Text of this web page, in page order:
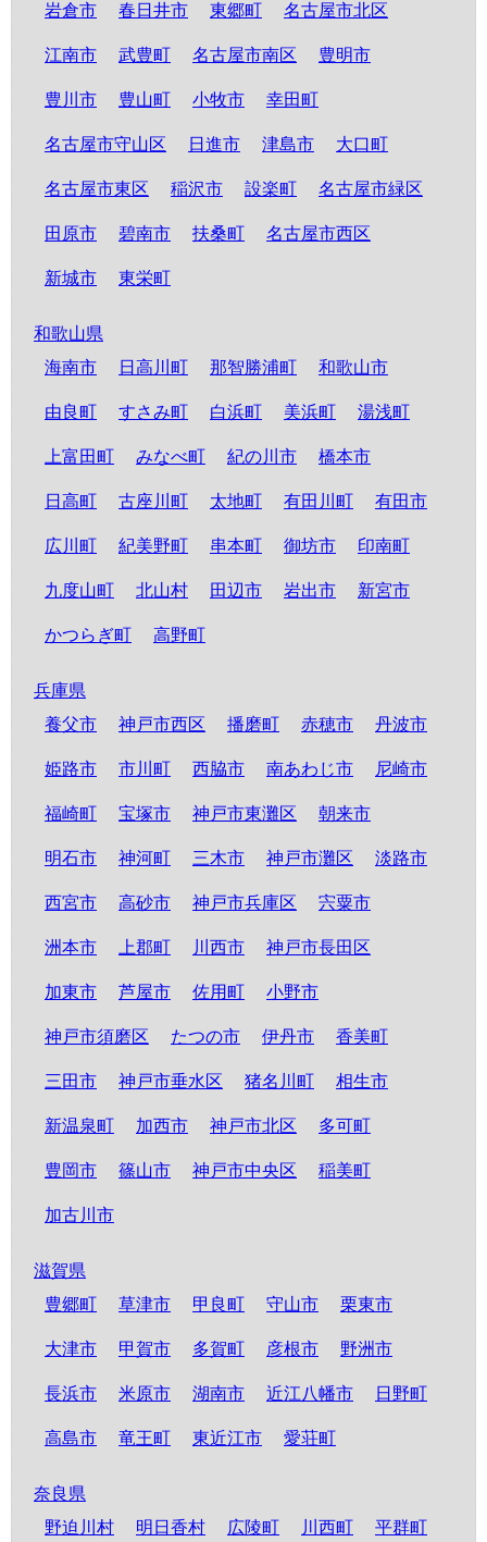
岩倉市 春日井市 東郷町 名古屋市北区
江南市 武豊町 名古屋市南区 豊明市
豊川市 豊山町 小牧市 幸田町
名古屋市守山区 日進市 津島市 大口町
名古屋市東区 稲沢市 設楽町 名古屋市緑区
田原市 碧南市 扶桑町 名古屋市西区
新城市 東栄町
和歌山県
海南市
日高川町 那智勝浦町 和歌山市
由良町 すさみ町 白浜町 美浜町 湯浅町
上富田町 みなべ町 紀の川市 橋本市
日高町 古座川町 太地町 有田川町 有田市
広川町 紀美野町 串本町 御坊市 印南町
九度山町 北山村 田辺市 岩出市 新宮市
かつらぎ町 高野町
兵庫県
養父市
神戸市西区 播磨町 赤穂市 丹波市
姫路市 市川町 西脇市 南あわじ市 尼崎市
福崎町 宝塚市 神戸市東灘区 朝来市
明石市 神河町 三木市 神戸市灘区 淡路市
西宮市 高砂市 神戸市兵庫区 宍粟市
洲本市 上郡町 川西市 神戸市長田区
加東市 芦屋市 佐用町 小野市
神戸市須磨区 たつの市 伊丹市 香美町
三田市 神戸市垂水区 猪名川町 相生市
新温泉町 加西市 神戸市北区 多可町
豊岡市 篠山市 神戸市中央区 稲美町
加古川市
滋賀県
豊郷町
草津市 甲良町 守山市 栗東市
大津市 甲賀市 多賀町 彦根市 野洲市
長浜市 米原市 湖南市 近江八幡市 日野町
高島市 竜王町 東近江市 愛荘町
奈良県
野迫川村
明日香村 広陵町 川西町 平群町